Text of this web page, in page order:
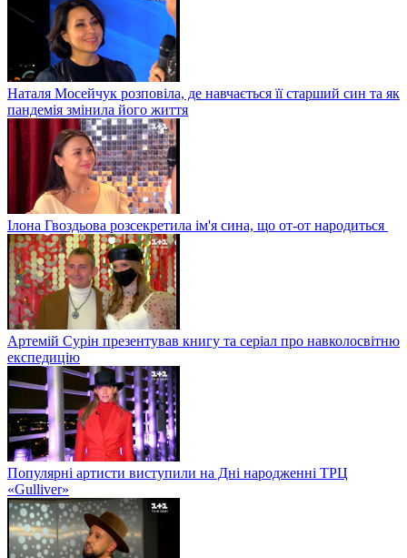
Наталя Мосейчук розповіла, де навчається її старший син та як
пандемія змінила його життя
Ілона Гвоздьова розсекретила ім'я сина, що от-от народиться
Артемій Сурін презентував книгу та серіал про навколосвітню
експедицію
Популярні артисти виступили на Дні народженні ТРЦ
«Gulliver»